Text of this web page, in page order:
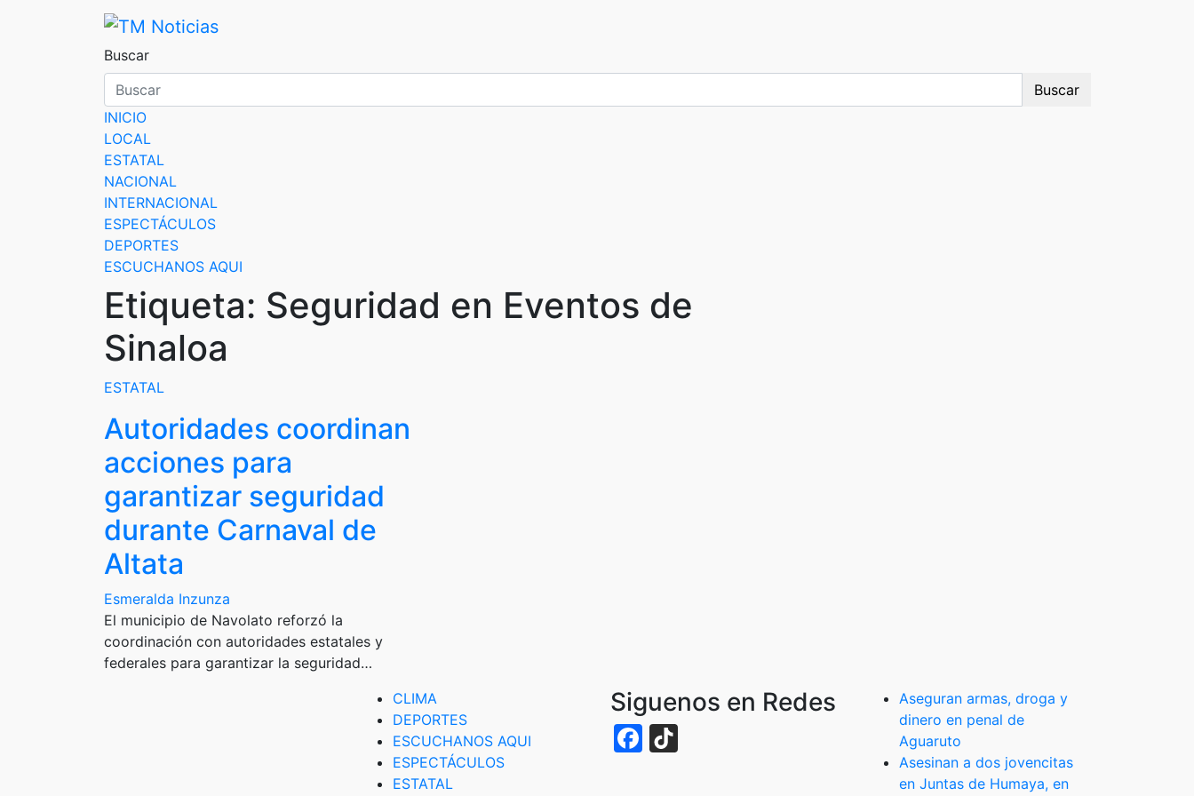
TM Noticias
TM Noticias
Buscar
Buscar
INICIO
LOCAL
ESTATAL
NACIONAL
INTERNACIONAL
ESPECTÁCULOS
DEPORTES
ESCUCHANOS AQUI
Etiqueta: Seguridad en Eventos de
Sinaloa
ESTATAL
Autoridades coordinan
acciones para
garantizar seguridad
durante Carnaval de
Altata
Esmeralda Inzunza
El municipio de Navolato reforzó la
coordinación con autoridades estatales y
federales para garantizar la seguridad…
CLIMA
DEPORTES
ESCUCHANOS AQUI
ESPECTÁCULOS
ESTATAL
Siguenos en Redes
Facebook
Aseguran armas, droga y
dinero en penal de
Aguaruto
Asesinan a dos jovencitas
en Juntas de Humaya, en